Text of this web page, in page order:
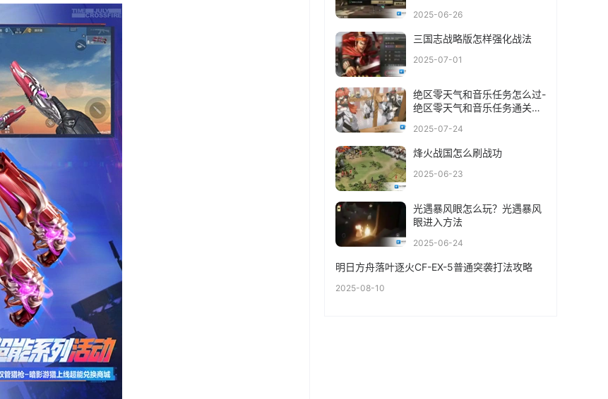
2025-06-26
三国志战略版怎样强化战法
2025-07-01
绝区零天气和音乐任务怎么过-
绝区零天气和音乐任务通关攻
2025-07-24
烽火战国怎么刷战功
2025-06-23
光遇暴风眼怎么玩？光遇暴风
眼进入方法
2025-06-24
明日方舟落叶逐火CF-EX-5普通突袭打法攻略
2025-08-10